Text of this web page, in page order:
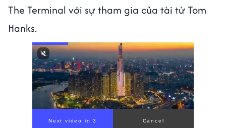
The Terminal với sự tham gia của tài tử Tom
Hanks.
Next video in 1 Cancel